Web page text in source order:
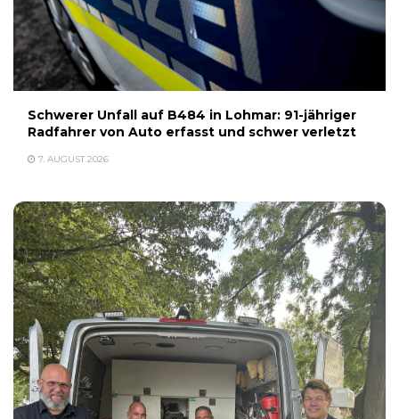
Schwerer Unfall auf B484 in Lohmar: 91-jähriger
Radfahrer von Auto erfasst und schwer verletzt
7. AUGUST 2026